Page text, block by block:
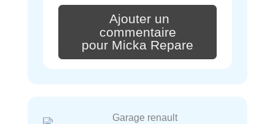
Ajouter un
commentaire
pour Micka Repare
Garage renault